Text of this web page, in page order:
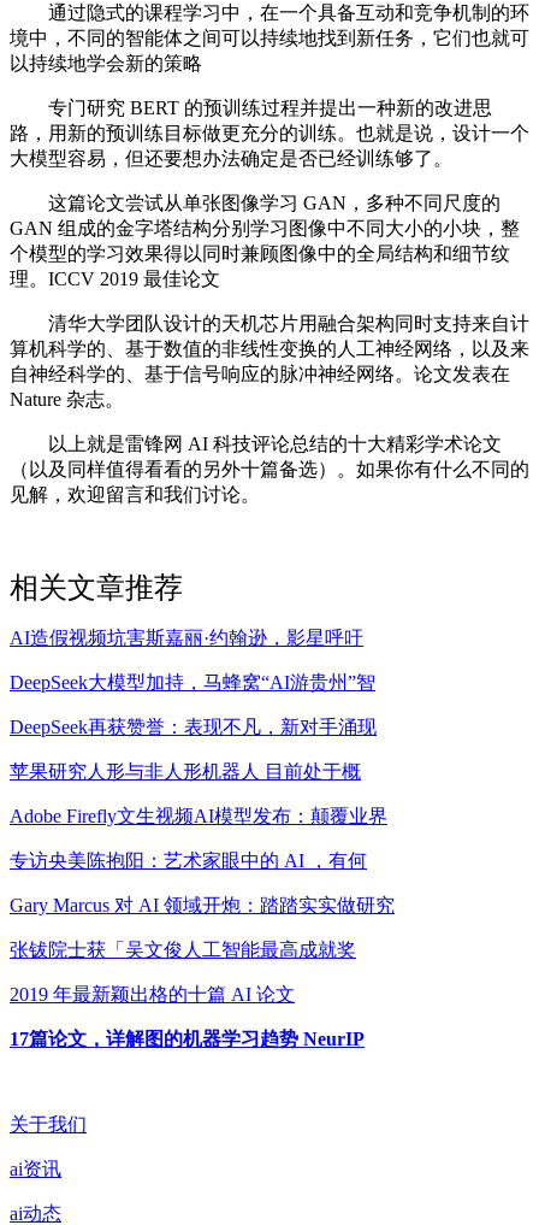
通过隐式的课程学习中，在一个具备互动和竞争机制的环
境中，不同的智能体之间可以持续地找到新任务，它们也就可
以持续地学会新的策略
专门研究 BERT 的预训练过程并提出一种新的改进思
路，用新的预训练目标做更充分的训练。也就是说，设计一个
大模型容易，但还要想办法确定是否已经训练够了。
这篇论文尝试从单张图像学习 GAN，多种不同尺度的
GAN 组成的金字塔结构分别学习图像中不同大小的小块，整
个模型的学习效果得以同时兼顾图像中的全局结构和细节纹
理。ICCV 2019 最佳论文
清华大学团队设计的天机芯片用融合架构同时支持来自计
算机科学的、基于数值的非线性变换的人工神经网络，以及来
自神经科学的、基于信号响应的脉冲神经网络。论文发表在
Nature 杂志。
以上就是雷锋网 AI 科技评论总结的十大精彩学术论文
（以及同样值得看看的另外十篇备选）。如果你有什么不同的
见解，欢迎留言和我们讨论。
相关文章推荐
AI造假视频坑害斯嘉丽·约翰逊，影星呼吁
DeepSeek大模型加持，马蜂窝“AI游贵州”智
DeepSeek再获赞誉：表现不凡，新对手涌现
苹果研究人形与非人形机器人 目前处于概
Adobe Firefly文生视频AI模型发布：颠覆业界
专访央美陈抱阳：艺术家眼中的 AI ，有何
Gary Marcus 对 AI 领域开炮：踏踏实实做研究
张钹院士获「吴文俊人工智能最高成就奖
2019 年最新颖出格的十篇 AI 论文
17篇论文，详解图的机器学习趋势 NeurIP
关于我们
ai资讯
ai动态